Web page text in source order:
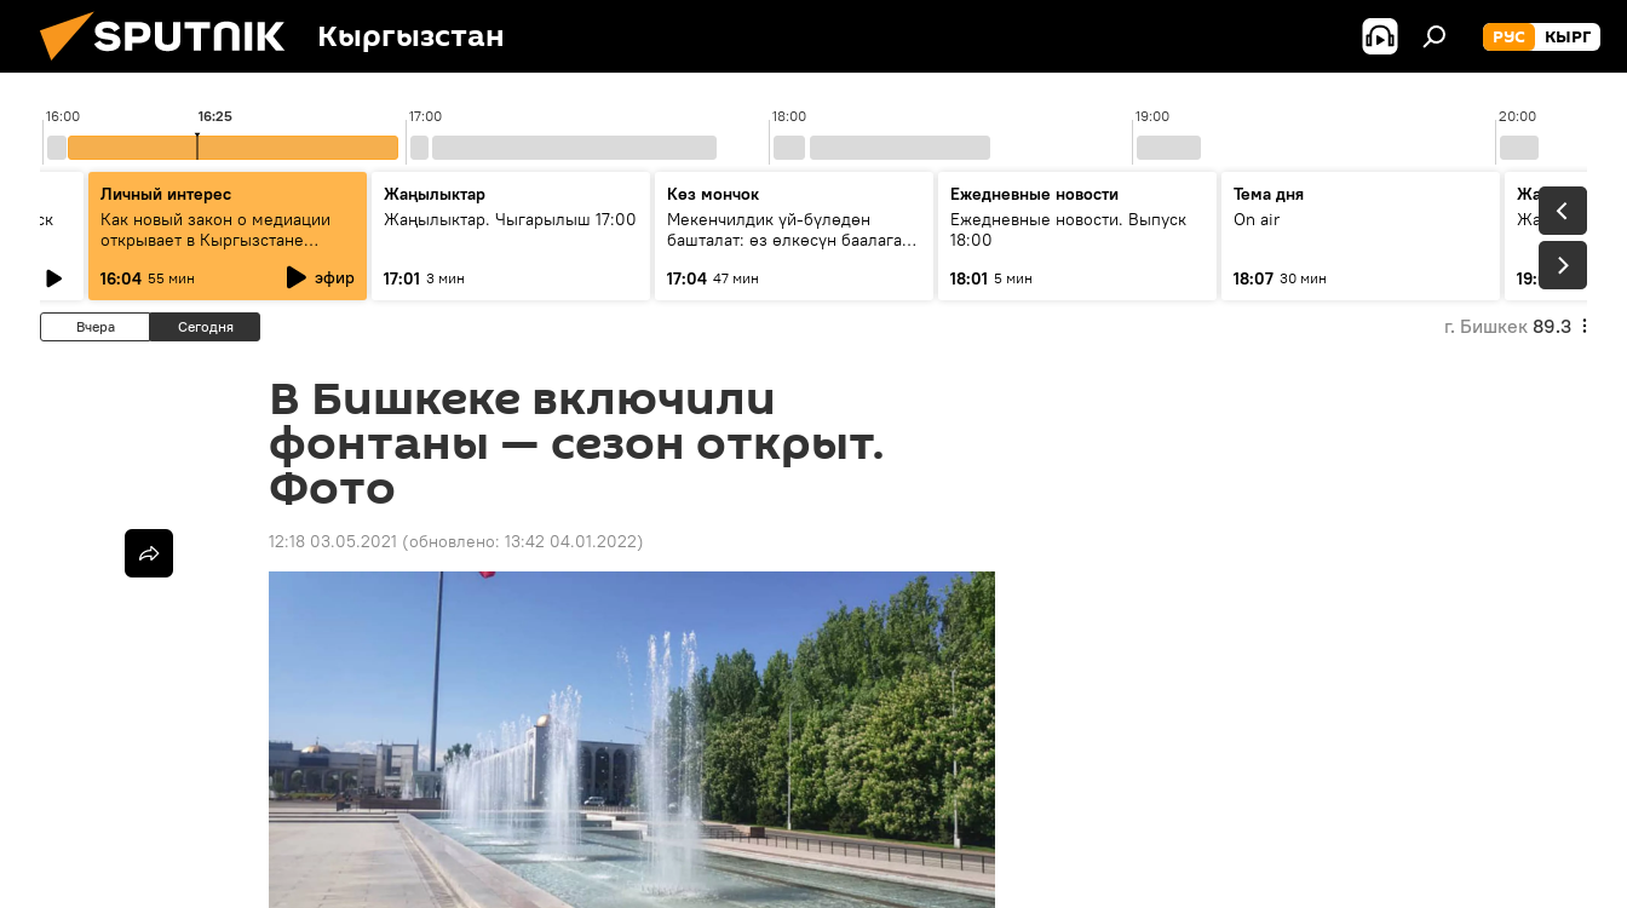
Кыргызстан РУС КЫРГ
16:00 17:00 18:00 19:00 20:00
16:25
Личный интерес
Как новый закон о медиации
открывает в Кыргызстане
16:04 55 мин эфир
Жаңылыктар
Жаңылыктар. Чыгарылыш 17:00
17:01 3 мин
Көз мончок
Мекенчилдик үй-бүлөдөн
башталат: өз өлкөсүн баалаган
керек?
17:04 47 мин
Ежедневные новости
Ежедневные новости. Выпуск
18:00
18:01 5 мин
Тема дня
On air
18:07 30 мин
Жаңылыктар
19:01 11 мин
Вчера Сегодня г. Бишкек 89.3
В Бишкеке включили
фонтаны — сезон открыт.
Фото
12:18 03.05.2021 (обновлено: 13:42 04.01.2022)